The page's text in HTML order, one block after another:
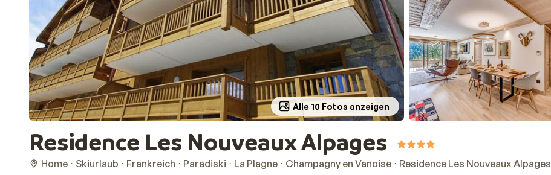
Alle 10 Fotos anzeigen
Residence Les Nouveaux Alpages
Home Skiurlaub Frankreich Paradiski La Plagne Champagny en Vanoise Residence Les Nouveaux Alpages